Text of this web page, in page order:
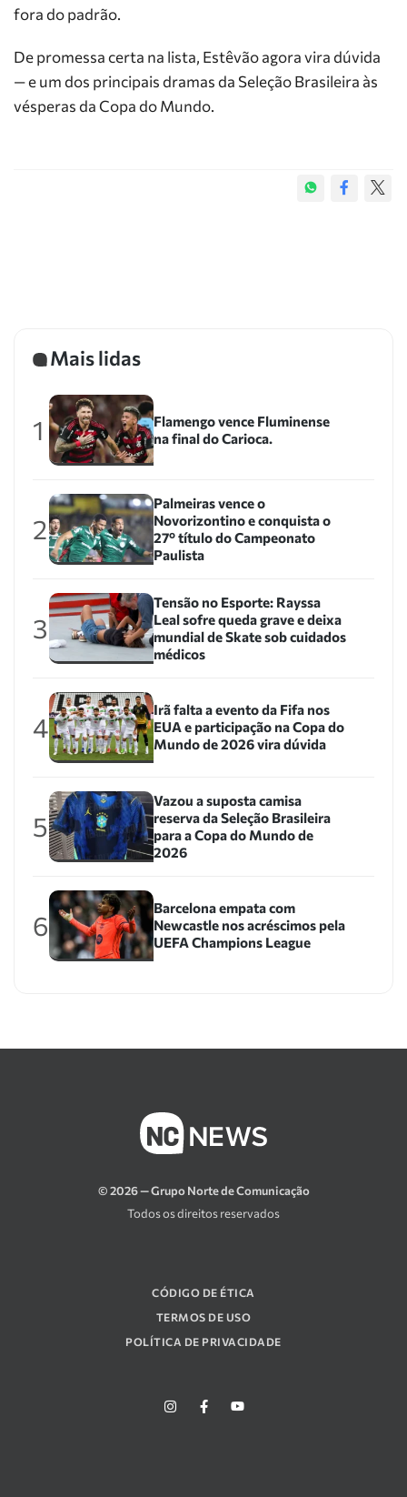
fora do padrão.
De promessa certa na lista, Estêvão agora vira dúvida
— e um dos principais dramas da Seleção Brasileira às
vésperas da Copa do Mundo.
Mais lidas
1
Flamengo vence Fluminense
na final do Carioca.
2
Palmeiras vence o
Novorizontino e conquista o
27º título do Campeonato
Paulista
3
Tensão no Esporte: Rayssa
Leal sofre queda grave e deixa
mundial de Skate sob cuidados
médicos
4
Irã falta a evento da Fifa nos
EUA e participação na Copa do
Mundo de 2026 vira dúvida
5
Vazou a suposta camisa
reserva da Seleção Brasileira
para a Copa do Mundo de
2026
6
Barcelona empata com
Newcastle nos acréscimos pela
UEFA Champions League
© 2026 — Grupo Norte de Comunicação
Todos os direitos reservados
CÓDIGO DE ÉTICA
TERMOS DE USO
POLÍTICA DE PRIVACIDADE